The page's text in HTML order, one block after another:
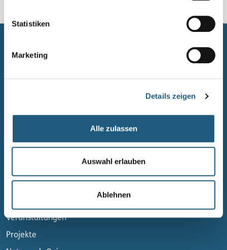
Statistiken
Marketing
Details zeigen
Alle zulassen
Auswahl erlauben
Ablehnen
Naturpark Thüringer Schiefergebirge/Obere Saale
Newsletter bestellen
Veranstaltungen
Projekte